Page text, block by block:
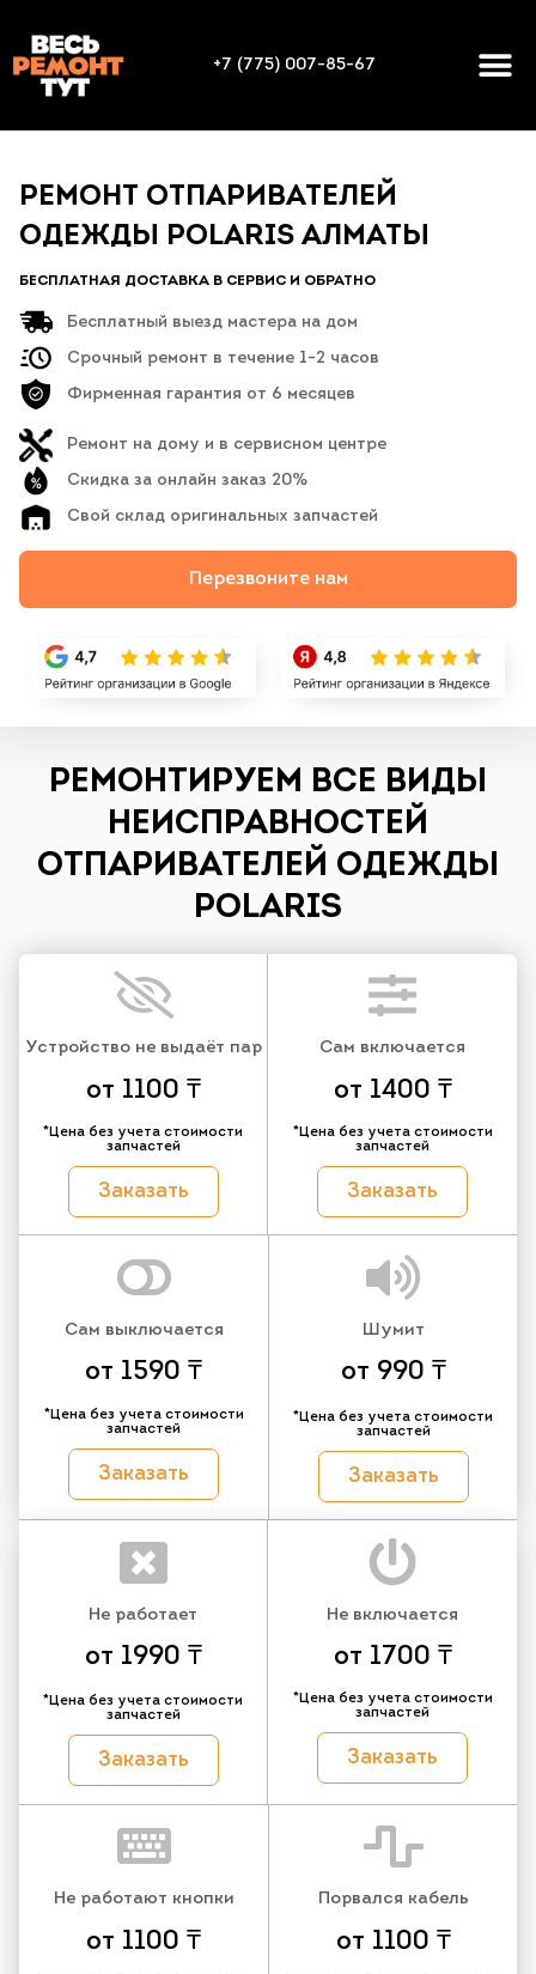
+7 (775) 007-85-67
РЕМОНТ ОТПАРИВАТЕЛЕЙ
ОДЕЖДЫ POLARIS АЛМАТЫ
БЕСПЛАТНАЯ ДОСТАВКА В СЕРВИС И ОБРАТНО
Бесплатный выезд мастера на дом
Срочный ремонт в течение 1-2 часов
Фирменная гарантия от 6 месяцев
Ремонт на дому и в сервисном центре
Скидка за онлайн заказ 20%
Свой склад оригинальных запчастей
Перезвоните нам
РЕМОНТИРУЕМ ВСЕ ВИДЫ
НЕИСПРАВНОСТЕЙ
ОТПАРИВАТЕЛЕЙ ОДЕЖДЫ
POLARIS
Устройство не выдаёт пар
от 1100 ₸
*Цена без учета стоимости
запчастей
Заказать
Сам включается
от 1400 ₸
*Цена без учета стоимости
запчастей
Заказать
Сам выключается
от 1590 ₸
*Цена без учета стоимости
запчастей
Заказать
Шумит
от 990 ₸
*Цена без учета стоимости
запчастей
Заказать
Не работает
от 1990 ₸
*Цена без учета стоимости
запчастей
Заказать
Не включается
от 1700 ₸
*Цена без учета стоимости
запчастей
Заказать
Не работают кнопки
от 1100 ₸
Порвался кабель
от 1100 ₸